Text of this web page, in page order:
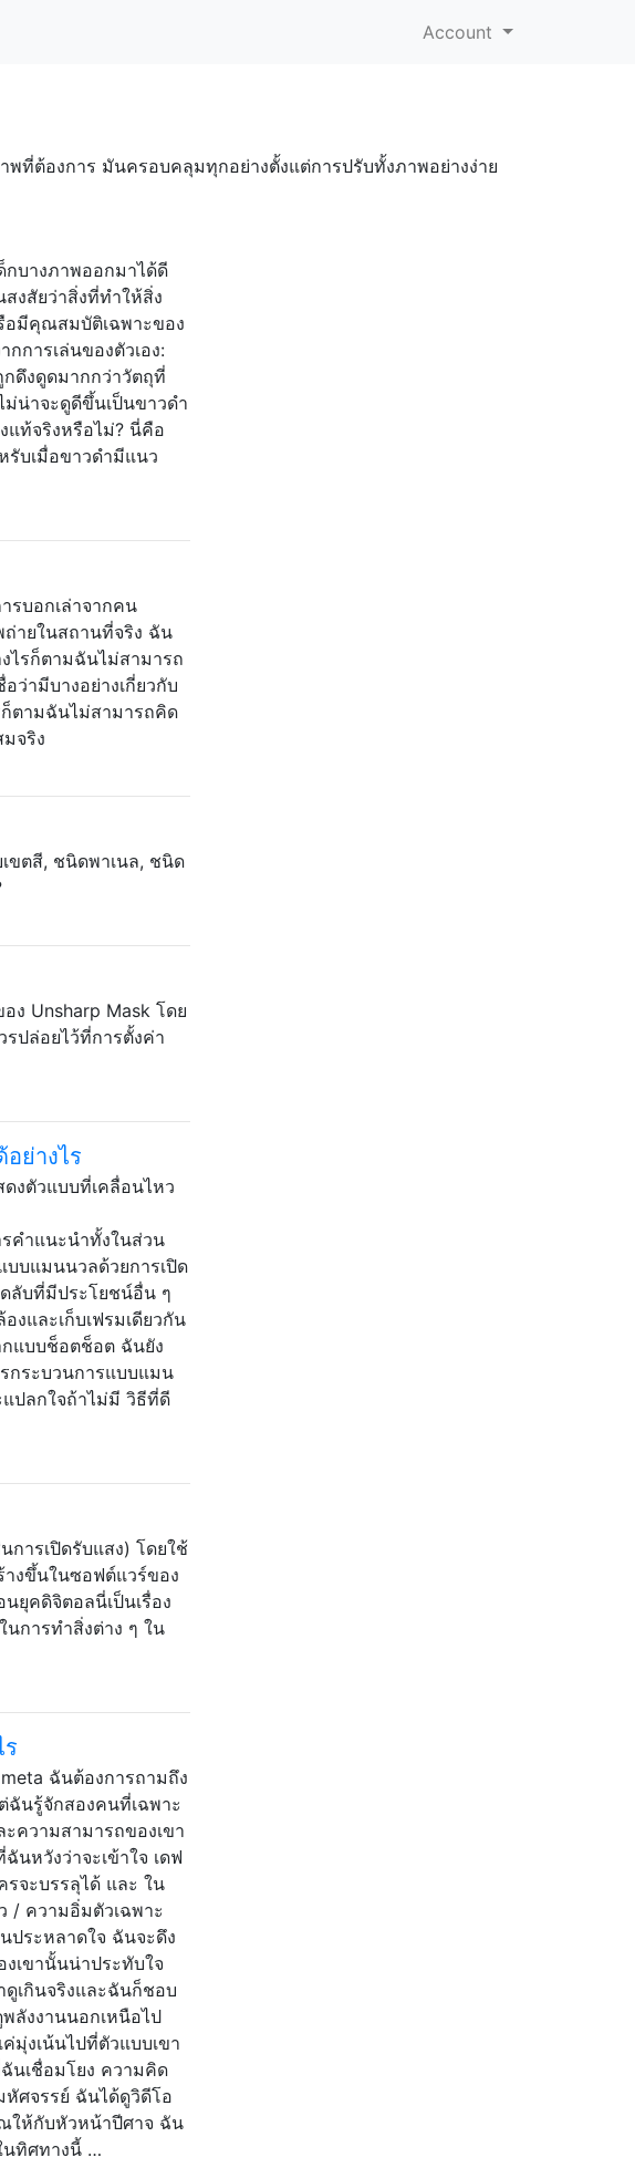
Account
ที่ต้องการ มันครอบคลุมทุกอย่างตั้งแต่การปรับทั้งภาพอย่างง่าย
กบางภาพออกมาได้ดี
งสัยว่าสิ่งที่ทำให้สิ่ง
อมีคุณสมบัติเฉพาะของ
การเล่นของตัวเอง:
ดึงดูดมากกว่าวัตถุที่
ม่น่าจะดูดีขึ้นเป็นขาวดำ
ท้จริงหรือไม่? นี่คือ
รับเมื่อขาวดำมีแนว
รบอกเล่าจากคน
ายในสถานที่จริง ฉัน
ไรก็ตามฉันไม่สามารถ
ว่ามีบางอย่างเกี่ยวกับ
ตามฉันไม่สามารถคิด
จริง
ขตสี, ชนิดพาเนล, ชนิด
ง Unsharp Mask โดย
ปล่อยไว้ที่การตั้งค่า
ย่างไร
งตัวแบบที่เคลื่อนไหว
คำแนะนำทั้งในส่วน
บแมนนวลด้วยการเปิด
ลับที่มีประโยชน์อื่น ๆ
และเก็บเฟรมเดียวกัน
แบบช็อตช็อต ฉันยัง
กระบวนการแบบแมน
ปลกใจถ้าไม่มี วิธีที่ดี
ารเปิดรับแสง) โดยใช้
งขึ้นในซอฟต์แวร์ของ
ยุคดิจิตอลนี่เป็นเรื่อง
นการทำสิ่งต่าง ๆ ใน
ฉันต้องการถามถึง
ฉันรู้จักสองคนที่เฉพาะ
ความสามารถของเขา
นหวังว่าจะเข้าใจ เดฟ
จะบรรลุได้ และ ใน
/ ความอิ่มตัวเฉพาะ
ประหลาดใจ ฉันจะดึง
เขานั้นน่าประทับใจ
ดูเกินจริงและฉันก็ชอบ
ลังงานนอกเหนือไป
มุ่งเน้นไปที่ตัวแบบเขา
นเชื่อมโยง ความคิด
หัศจรรย์ ฉันได้ดูวิดีโอ
ให้กับหัวหน้าปีศาจ ฉัน
นทิศทางนี้ …